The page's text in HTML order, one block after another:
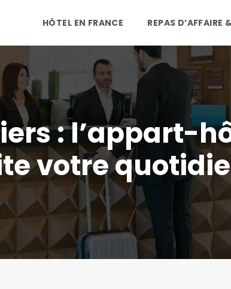
HÔTEL EN FRANCE REPAS D’AFFAIRE
: l’appart-
votre